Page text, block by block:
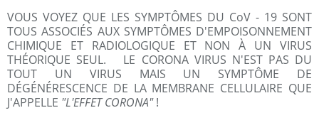
VOUS VOYEZ QUE LES SYMPTÔMES DU CoV - 19 SONT
TOUS ASSOCIÉS AUX SYMPTÔMES D'EMPOISONNEMENT
CHIMIQUE ET RADIOLOGIQUE ET NON À UN VIRUS
THÉORIQUE SEUL. LE CORONA VIRUS N'EST PAS DU
TOUT UN VIRUS MAIS UN SYMPTÔME DE
DÉGÉNÉRESCENCE DE LA MEMBRANE CELLULAIRE QUE
J'APPELLE "L'EFFET CORONA"!